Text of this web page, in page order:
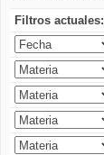
Filtros actuales: